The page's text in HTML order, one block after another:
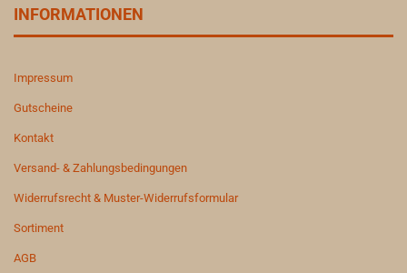
INFORMATIONEN
Impressum
Gutscheine
Kontakt
Versand- & Zahlungsbedingungen
Widerrufsrecht & Muster-Widerrufsformular
Sortiment
AGB